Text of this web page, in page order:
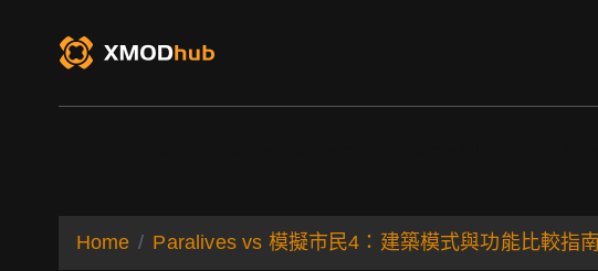
Home Paralives vs 模擬市民4：建築模式與功能比較指南